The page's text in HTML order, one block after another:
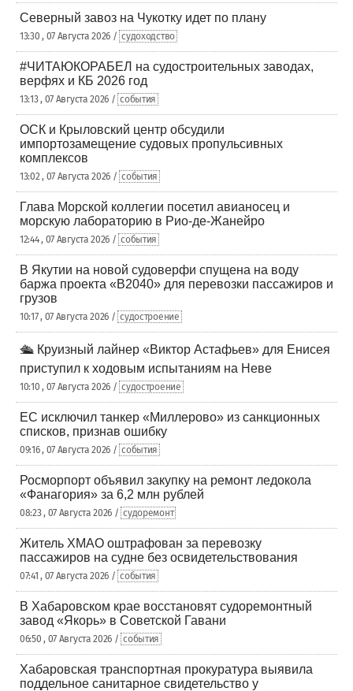
Северный завоз на Чукотку идет по плану
13:30 , 07 Августа 2026 / судоходство
#ЧИТАЮКОРАБЕЛ на судостроительных заводах,
верфях и КБ 2026 год
13:13 , 07 Августа 2026 / события
ОСК и Крыловский центр обсудили
импортозамещение судовых пропульсивных
комплексов
13:02 , 07 Августа 2026 / события
Глава Морской коллегии посетил авианосец и
морскую лабораторию в Рио-де-Жанейро
12:44 , 07 Августа 2026 / события
В Якутии на новой судоверфи спущена на воду
баржа проекта «В2040» для перевозки пассажиров и
грузов
10:17 , 07 Августа 2026 / судостроение
🛳️ Круизный лайнер «Виктор Астафьев» для Енисея
приступил к ходовым испытаниям на Неве
10:10 , 07 Августа 2026 / судостроение
ЕС исключил танкер «Миллерово» из санкционных
списков, признав ошибку
09:16 , 07 Августа 2026 / события
Росморпорт объявил закупку на ремонт ледокола
«Фанагория» за 6,2 млн рублей
08:23 , 07 Августа 2026 / судоремонт
Житель ХМАО оштрафован за перевозку
пассажиров на судне без освидетельствования
07:41 , 07 Августа 2026 / события
В Хабаровском крае восстановят судоремонтный
завод «Якорь» в Советской Гавани
06:50 , 07 Августа 2026 / события
Хабаровская транспортная прокуратура выявила
поддельное санитарное свидетельство у